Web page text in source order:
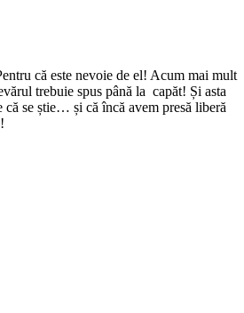
că este nevoie de el! Acum mai mult
trebuie spus până la capăt! Și asta
că se știe… și că încă avem presă liberă